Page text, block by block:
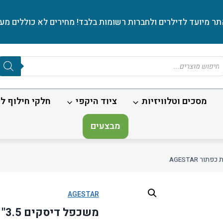
מיועד לדילרים ולחברות רשומות בלבד! מחירים לא כוללים
מסכים וטלוויזיות ציוד היקפי
חלקי חילוף
מבצעים
AGESTAR
משכפל דיסקים 3.5" בלחיצת כפתור AGESTAR